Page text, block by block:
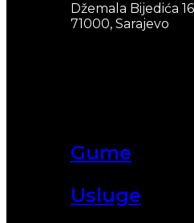
Gume
Usluge
Džemala Bijedića
71000, Sarajevo